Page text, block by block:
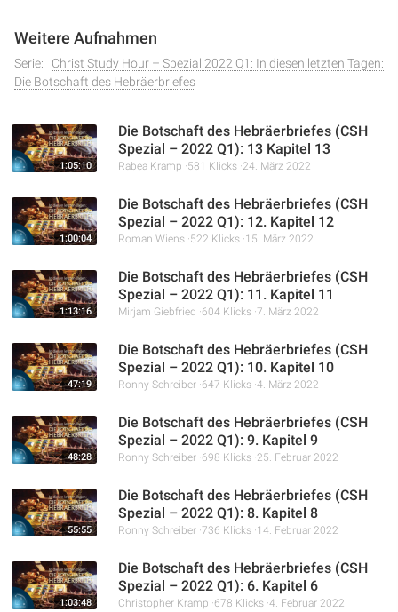
Unvollkommenheit des alten Gesetzes aufzeigt.
Weitere Aufnahmen
Serie:
Christ Study Hour – Spezial 2022 Q1: In diesen letzten Tagen:
Die Botschaft des Hebräerbriefes
1:05:10
Die Botschaft des Hebräerbriefes (CSH
Spezial – 2022 Q1): 13 Kapitel 13
Rabea Kramp 581 Klicks 24. März 2022
1:00:04
Die Botschaft des Hebräerbriefes (CSH
Spezial – 2022 Q1): 12. Kapitel 12
Roman Wiens 522 Klicks 15. März 2022
1:13:16
Die Botschaft des Hebräerbriefes (CSH
Spezial – 2022 Q1): 11. Kapitel 11
Mirjam Giebfried 604 Klicks 7. März 2022
47:19
Die Botschaft des Hebräerbriefes (CSH
Spezial – 2022 Q1): 10. Kapitel 10
Ronny Schreiber 647 Klicks 4. März 2022
48:28
Die Botschaft des Hebräerbriefes (CSH
Spezial – 2022 Q1): 9. Kapitel 9
Ronny Schreiber 698 Klicks 25. Februar 2022
55:55
Die Botschaft des Hebräerbriefes (CSH
Spezial – 2022 Q1): 8. Kapitel 8
Ronny Schreiber 736 Klicks 14. Februar 2022
1:03:48
Die Botschaft des Hebräerbriefes (CSH
Spezial – 2022 Q1): 6. Kapitel 6
Christopher Kramp 678 Klicks 4. Februar 2022